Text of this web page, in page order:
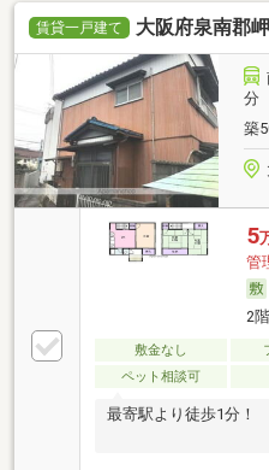
賃貸一戸建て 大阪府泉南郡
分
築
5
管
2
敷金なし
ペット相談可
最寄駅より徒歩1分！